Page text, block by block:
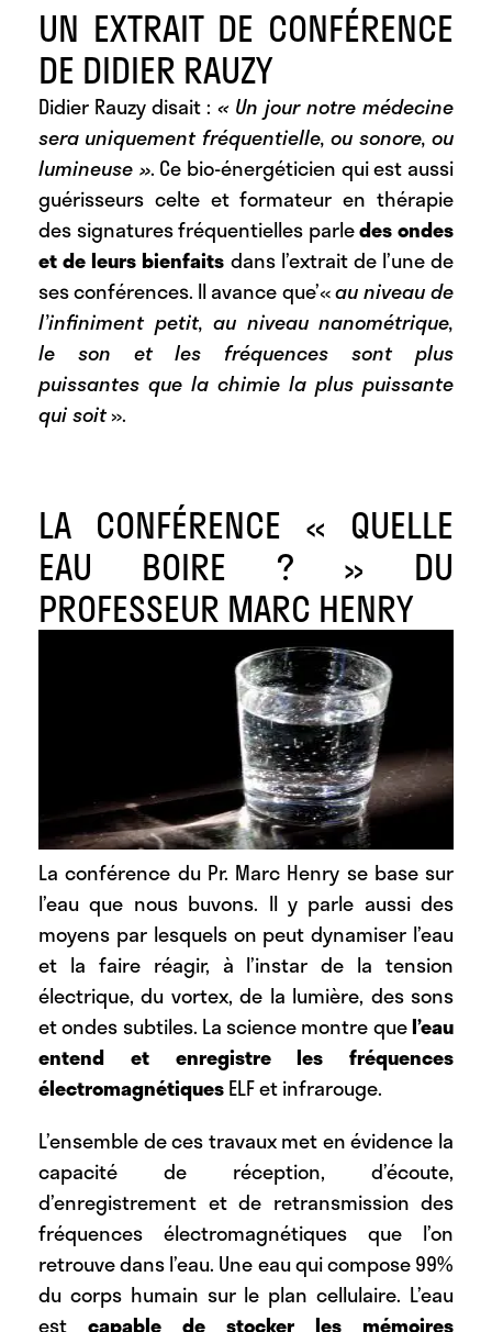
UN EXTRAIT DE CONFÉRENCE
DE DIDIER RAUZY
Didier Rauzy disait : « Un jour notre médecine
sera uniquement fréquentielle, ou sonore, ou
lumineuse ». Ce bio-énergéticien qui est aussi
guérisseurs celte et formateur en thérapie
des signatures fréquentielles parledes ondes
et de leurs bienfaits dans l’extrait de l’une de
ses conférences. Il avance que’«au niveau de
l’infiniment petit, au niveau nanométrique,
le son et les fréquences sont plus
puissantes que la chimie la plus puissante
qui soit».
LA CONFÉRENCE « QUELLE
EAU BOIRE ? » DU
PROFESSEUR MARC HENRY
La conférence du Pr. Marc Henry se base sur
l’eau que nous buvons. Il y parle aussi des
moyens par lesquels on peut dynamiser l’eau
et la faire réagir, à l’instar de la tension
électrique, du vortex, de la lumière, des sons
et ondes subtiles. La science montre quel’eau
entend et enregistre les fréquences
électromagnétiquesELF et infrarouge.
L’ensemble de ces travaux met en évidence la
capacité de réception, d’écoute,
d’enregistrement et de retransmission des
fréquences électromagnétiques que l’on
retrouve dans l’eau. Une eau qui compose 99%
du corps humain sur le plan cellulaire. L’eau
est capable de stocker les mémoires